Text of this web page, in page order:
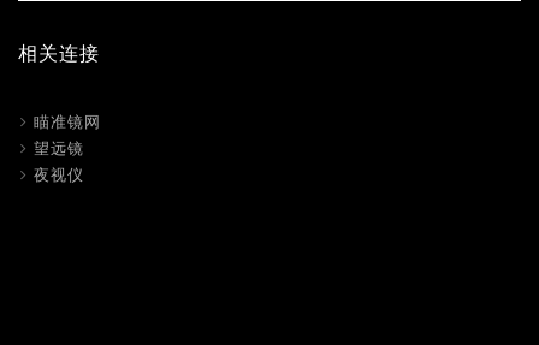
相关连接
瞄准镜网
望远镜
夜视仪